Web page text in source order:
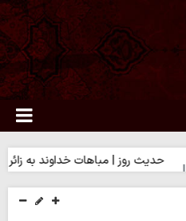
حدیث روز | مباهات خداوند به زائر